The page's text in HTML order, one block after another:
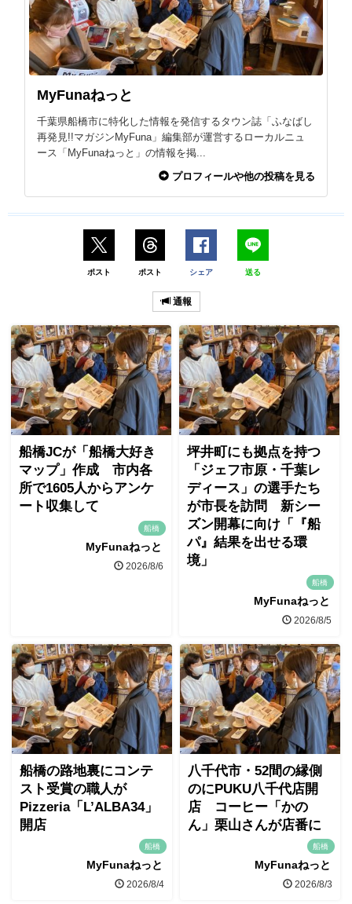
MyFunaねっと
千葉県船橋市に特化した情報を発信するタウン誌「ふなばし
再発見!!マガジンMyFuna」編集部が運営するローカルニュ
ース「MyFunaねっと」の情報を掲...
プロフィールや他の投稿を見る
ポスト ポスト シェア 送る
通報
船橋JCが「船橋大好き
マップ」作成 市内各
所で1605人からアンケ
ート収集して
船橋
MyFunaねっと
2026/8/6
坪井町にも拠点を持つ
「ジェフ市原・千葉レ
ディース」の選手たち
が市長を訪問 新シー
ズン開幕に向け「『船
パ』結果を出せる環
境」
船橋
MyFunaねっと
2026/8/5
船橋の路地裏にコンテ
スト受賞の職人が
Pizzeria「L’ALBA34」
開店
船橋
MyFunaねっと
2026/8/4
八千代市・52間の縁側
のにPUKU八千代店開
店 コーヒー「かの
ん」栗山さんが店番に
船橋
MyFunaねっと
2026/8/3